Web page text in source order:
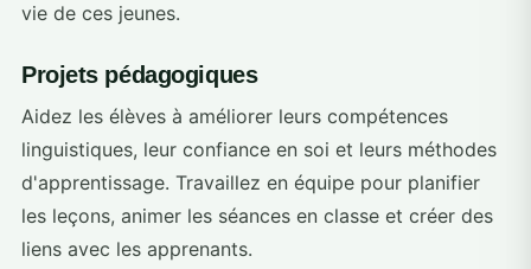
vie de ces jeunes.
Projets pédagogiques
Aidez les élèves à améliorer leurs compétences
linguistiques, leur confiance en soi et leurs méthodes
d'apprentissage. Travaillez en équipe pour planifier
les leçons, animer les séances en classe et créer des
liens avec les apprenants.